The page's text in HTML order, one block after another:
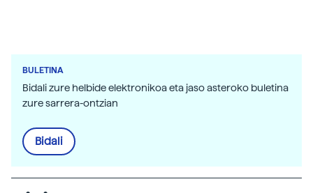
BULETINA
Bidali zure helbide elektronikoa eta jaso asteroko buletina
zure sarrera-ontzian
Bidali